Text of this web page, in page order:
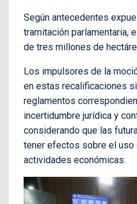
Según antecedentes
tramitación parlamentaria,
de tres millones de
Los impulsores de la
en estas recalificaciones
reglamentos
incertidumbre jurídica y
considerando que las
tener efectos sobre el
actividades económicas.